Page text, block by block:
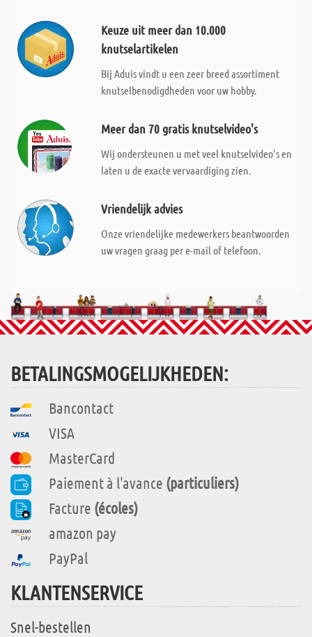
Keuze uit meer dan 10.000
knutselartikelen
Bij Aduis vindt u een zeer breed assortiment
knutselbenodigdheden voor uw hobby.
Meer dan 70 gratis knutselvideo's
Wij ondersteunen u met veel knutselvideo's en
laten u de exacte vervaardiging zien.
Vriendelijk advies
Onze vriendelijke medewerkers beantwoorden
uw vragen graag per e-mail of telefoon.
BETALINGSMOGELIJKHEDEN:
Bancontact
VISA
MasterCard
Paiement à l'avance (particuliers)
Facture (écoles)
amazon pay
PayPal
KLANTENSERVICE
Snel-bestellen